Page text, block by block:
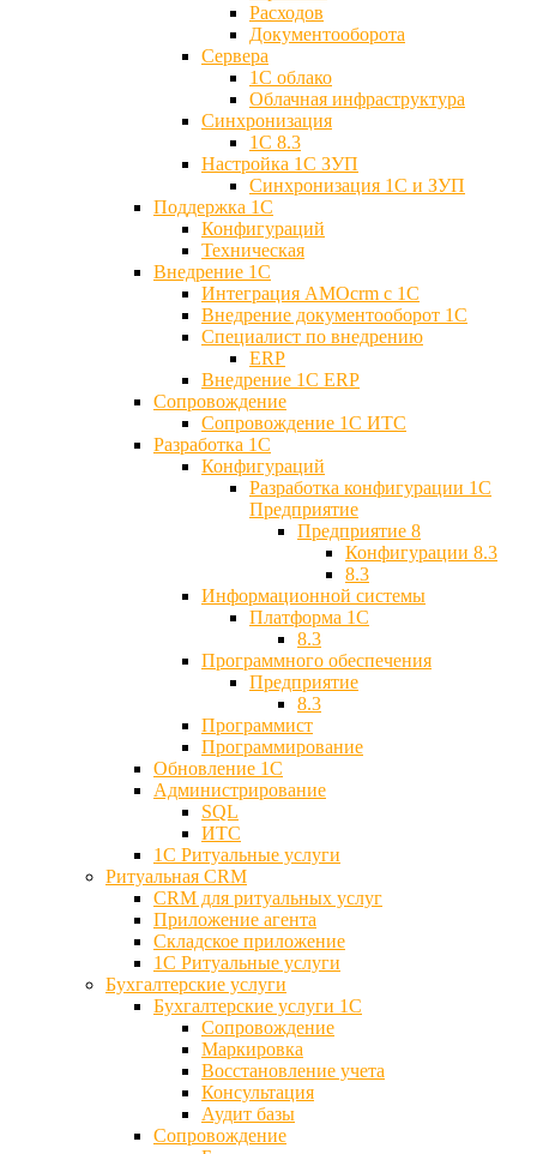
Расходов
Документооборота
Сервера
1С облако
Облачная инфраструктура
Синхронизация
1С 8.3
Настройка 1С ЗУП
Синхронизация 1С и ЗУП
Поддержка 1С
Конфигураций
Техническая
Внедрение 1С
Интеграция AMOcrm с 1C
Внедрение документооборот 1С
Специалист по внедрению
ERP
Внедрение 1С ERP
Cопровождение
Cопровождение 1С ИТС
Разработка 1C
Конфигураций
Разработка конфигурации 1С
Предприятие
Предприятие 8
Конфигурации 8.3
8.3
Информационной системы
Платформа 1С
8.3
Программного обеспечения
Предприятие
8.3
Программист
Программирование
Обновление 1С
Администрирование
SQL
ИТС
1С Ритуальные услуги
Ритуальная CRM
CRM для ритуальных услуг
Приложение агента
Складское приложение
1С Ритуальные услуги
Бухгалтерские услуги
Бухгалтерские услуги 1С
Сопровождение
Маркировка
Восстановление учета
Консультация
Аудит базы
Cопровождение